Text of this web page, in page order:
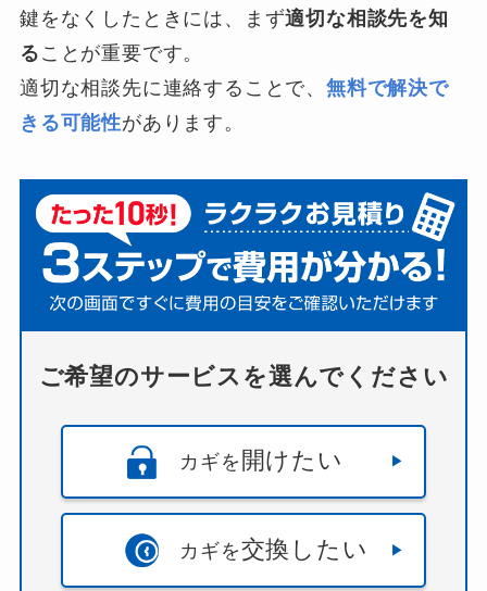
鍵をなくしたときには、まず適切な相談先を知
る ことが重要です。
適切な相談先に連絡することで、無料で解決で
きる可能性があります。
ご希望のサービスを選んでください
カギを 開けたい
カギを交換したい